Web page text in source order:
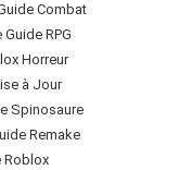
Combat
RPG
Horreur
à Jour
Spinosaure
Remake
Roblox